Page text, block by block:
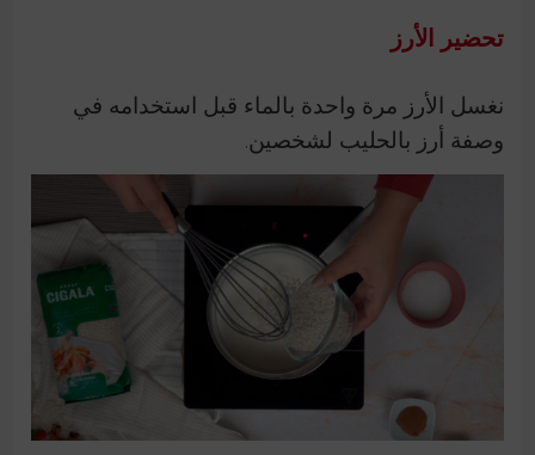
تحضير الأرز
نغسل الأرز مرة واحدة بالماء قبل استخدامه في
وصفة أرز بالحليب لشخصين.